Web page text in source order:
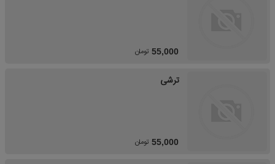
55,000 تومان
ترشی
55,000 تومان